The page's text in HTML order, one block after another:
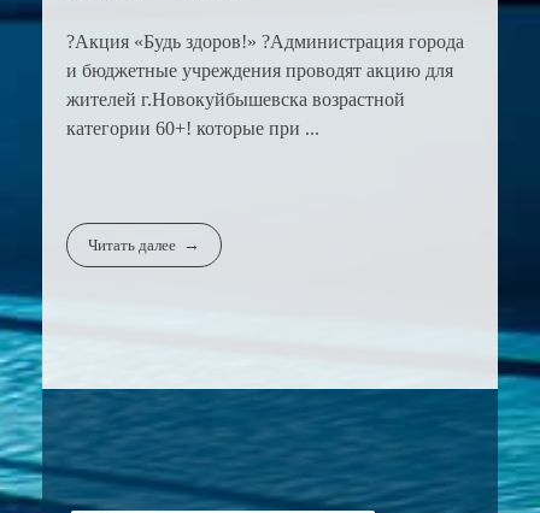
?Акция «Будь здоров!» ?Администрация города
и бюджетные учреждения проводят акцию для
жителей г.Новокуйбышевска возрастной
категории 60+! которые при ...
Читать далее